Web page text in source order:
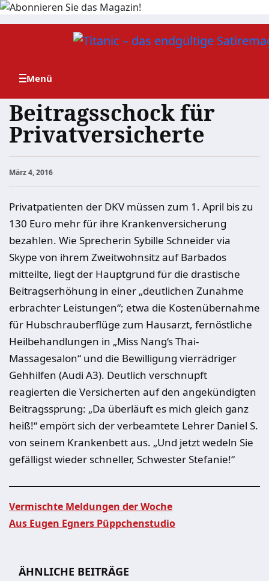
Zum
Beitragsschock für
Privatversicherte
März 4, 2016
Privatpatienten der DKV müssen zum 1. April bis zu
130 Euro mehr für ihre Krankenversicherung
bezahlen. Wie Sprecherin Sybille Schneider via
Skype von ihrem Zweitwohnsitz auf Barbados
mitteilte, liegt der Hauptgrund für die drastische
Beitragserhöhung in einer „deutlichen Zunahme
erbrachter Leistungen“; etwa die Kostenübernahme
für Hubschrauberflüge zum Hausarzt, fernöstliche
Heilbehandlungen in „Miss Nang‘s Thai-
Massagesalon“ und die Bewilligung vierrädriger
Gehhilfen (Audi A3). Deutlich verschnupft
reagierten die Versicherten auf den angekündigten
Beitragssprung: „Da überläuft es mich gleich ganz
heiß!“ empört sich der verbeamtete Lehrer Daniel S.
von seinem Krankenbett aus. „Und jetzt wedeln Sie
gefälligst wieder schneller, Schwester Stefanie!“
Vermischte Meldungen der Woche
Aus Eugen Egners Püppchenstudio
ÄHNLICHE BEITRÄGE